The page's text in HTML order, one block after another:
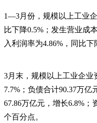
1—3月份，规模以上工业
比下降0.5%；发生营业成
入利润率为4.86%，同比下
3月末，规模以上工业企业
7.7%；负债合计90.37万
67.86万亿元，增长6.8%；
个百分点。